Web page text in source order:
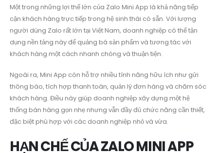
Một trong những lợi thế lớn của Zalo Mini App là khả năng tiếp
cận khách hàng trực tiếp trong hệ sinh thái có sẵn. Với lượng
người dùng Zalo rất lớn tại Việt Nam, doanh nghiệp có thể tận
dụng nền tảng này để quảng bá sản phẩm và tương tác với
khách hàng một cách nhanh chóng và thuận tiện.
Ngoài ra, Mini App còn hỗ trợ nhiều tính năng hữu ích như gửi
thông báo, tích hợp thanh toán, quản lý đơn hàng và chăm sóc
khách hàng. Điều này giúp doanh nghiệp xây dựng một hệ
thống bán hàng gọn nhẹ nhưng vẫn đầy đủ chức năng cần thiết,
đặc biệt phù hợp với các doanh nghiệp nhỏ và vừa.
HẠN CHẾ CỦA ZALO MINI APP